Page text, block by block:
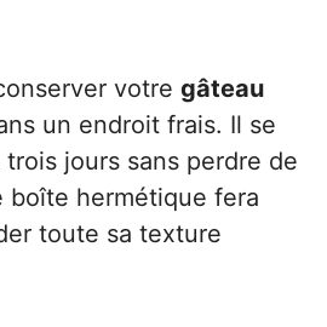
votre gâteau
un endroit frais. Il se
trois jours sans perdre de
boîte hermétique fera
toute sa texture